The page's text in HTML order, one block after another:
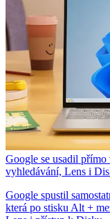
Google se usadil
vyhledávání, Lens i
Google spustil
která po stisku Alt +